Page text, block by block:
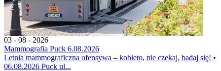
03 - 08 - 2026
Mammografia Puck 6.08.2026
Letnia mammograficzna ofensywa – kobieto, nie czekaj, badaj się! •
06.08.2026 Puck ul...